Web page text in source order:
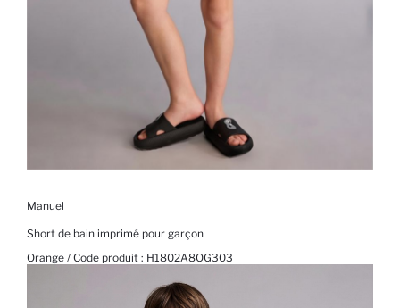
Manuel
Short de bain imprimé pour garçon
Orange / Code produit : H1802A8OG303